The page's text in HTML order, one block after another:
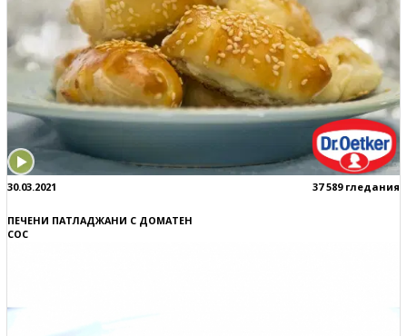
30.03.2021 37 589 гледания
ПЕЧЕНИ ПАТЛАДЖАНИ С ДОМАТЕН
СОС